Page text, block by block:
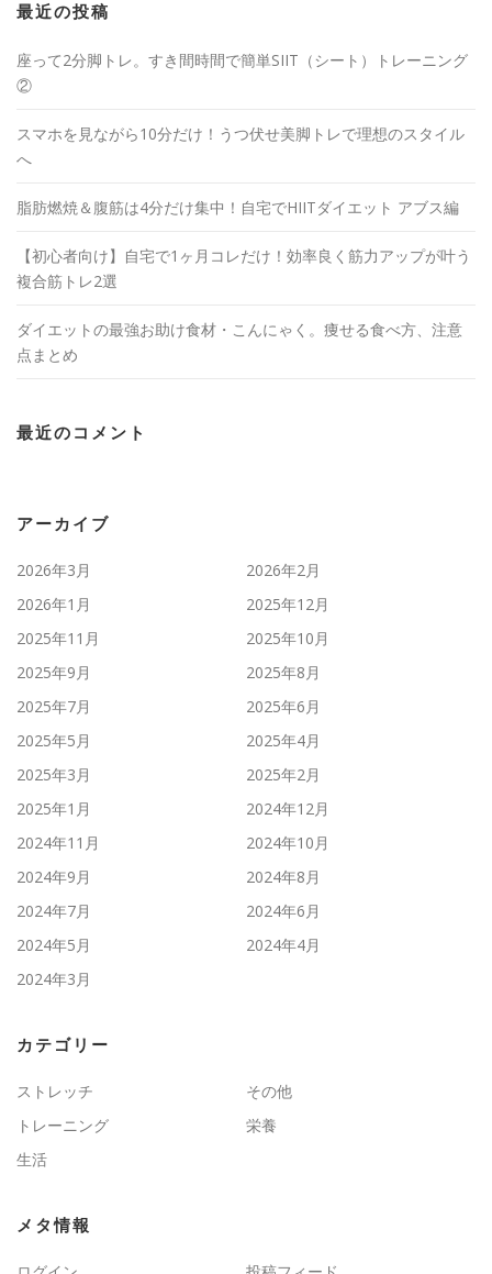
最近の投稿
座って2分脚トレ。すき間時間で簡単SIIT（シート）トレーニング
②
スマホを見ながら10分だけ！うつ伏せ美脚トレで理想のスタイル
へ
脂肪燃焼＆腹筋は4分だけ集中！自宅でHIITダイエット アブス編
【初心者向け】自宅で1ヶ月コレだけ！効率良く筋力アップが叶う
複合筋トレ2選
ダイエットの最強お助け食材・こんにゃく。痩せる食べ方、注意
点まとめ
最近のコメント
アーカイブ
2026年3月
2026年2月
2026年1月
2025年12月
2025年11月
2025年10月
2025年9月
2025年8月
2025年7月
2025年6月
2025年5月
2025年4月
2025年3月
2025年2月
2025年1月
2024年12月
2024年11月
2024年10月
2024年9月
2024年8月
2024年7月
2024年6月
2024年5月
2024年4月
2024年3月
カテゴリー
ストレッチ
その他
トレーニング
栄養
生活
メタ情報